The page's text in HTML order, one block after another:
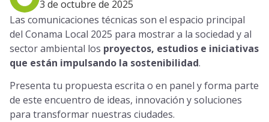
3 de octubre de 2025
Las comunicaciones técnicas son el espacio principal
del Conama Local 2025 para mostrar a la sociedad y al
sector ambiental los proyectos, estudios e iniciativas
que están impulsando la sostenibilidad.
Presenta tu propuesta escrita o en panel y forma parte
de este encuentro de ideas, innovación y soluciones
para transformar nuestras ciudades.